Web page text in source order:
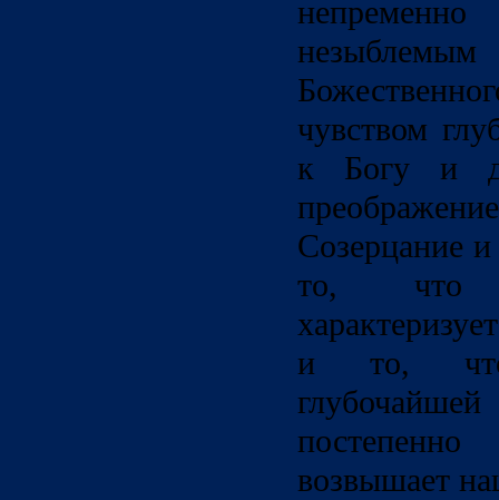
чувством
к Богу и
Созерцание
то, что
и то, что
возвышает